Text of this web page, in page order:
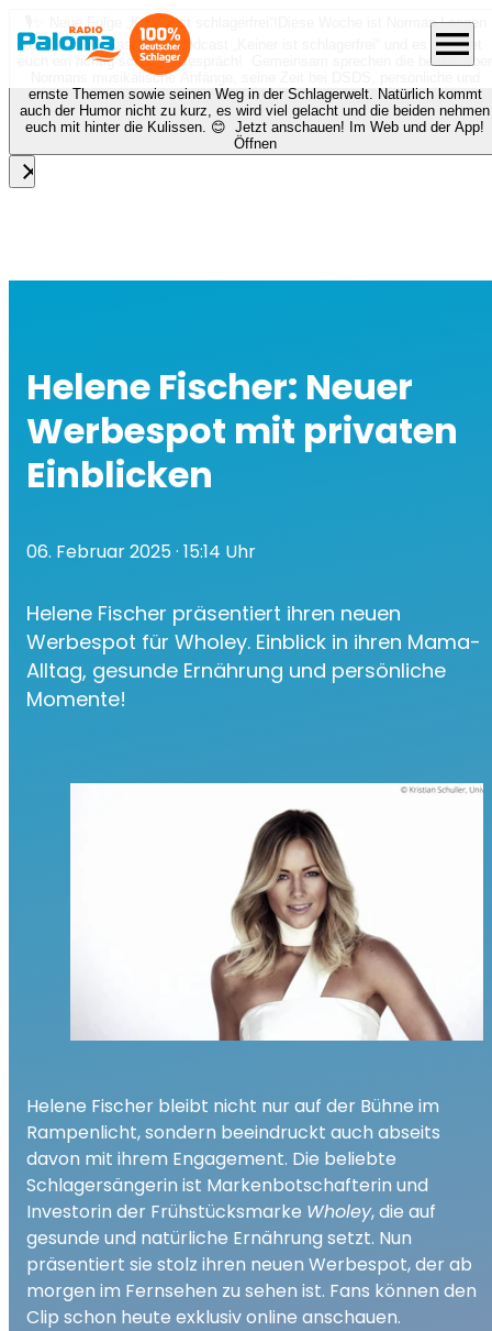
🎙️✨ Neue Folge „Keiner ist schlagerfrei“!
Diese Woche ist Norman Langen
bei Nora zu Gast beim Podcast „Keiner ist schlagerfrei“ und es erwartet
euch ein richtig schönes Gespräch! Gemeinsam sprechen die beiden über
Normans musikalische Anfänge, seine Zeit bei DSDS, persönliche und
ernste Themen sowie seinen Weg in der Schlagerwelt. Natürlich kommt
auch der Humor nicht zu kurz, es wird viel gelacht und die beiden nehmen
euch mit hinter die Kulissen. 😊 Jetzt anschauen! Im Web und der App!
Öffnen
close
menu
Helene Fischer: Neuer
Werbespot mit privaten
Einblicken
06. Februar 2025· 15:14 Uhr
Helene Fischer präsentiert ihren neuen
Werbespot für Wholey. Einblick in ihren Mama-
Alltag, gesunde Ernährung und persönliche
Momente!
Helene Fischer bleibt nicht nur auf der Bühne im
Rampenlicht, sondern beeindruckt auch abseits
davon mit ihrem Engagement. Die beliebte
Schlagersängerin ist Markenbotschafterin und
Investorin der Frühstücksmarke Wholey, die auf
gesunde und natürliche Ernährung setzt. Nun
präsentiert sie stolz ihren neuen Werbespot, der ab
morgen im Fernsehen zu sehen ist. Fans können den
Clip schon heute exklusiv online anschauen.